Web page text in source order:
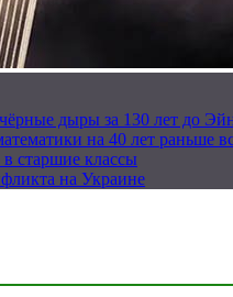
дыры за 130 лет до
на 40 лет раньше
старшие классы
на Украине